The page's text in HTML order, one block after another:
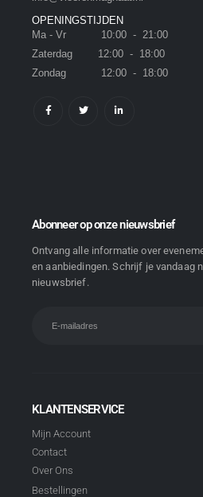
OPENINGSTIJDEN
Ma - Vr 10:00 - 21:00
Zaterdag 12:00 - 18:00
Zondag 12:00 - 18:00
Abonneer op onze nieuwsbrief
Ontvang alle informatie over
en aanbiedingen. Schrijf je vandaag
nieuwsbrief.
KLANTENSERVICE
Mijn Account
Contact
Over Ons
Bestellingen